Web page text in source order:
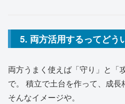
5. 両方活用するってどう
両方うまく使えば「守り」と「
で。 積立で土台を作って、成
そんなイメージや。